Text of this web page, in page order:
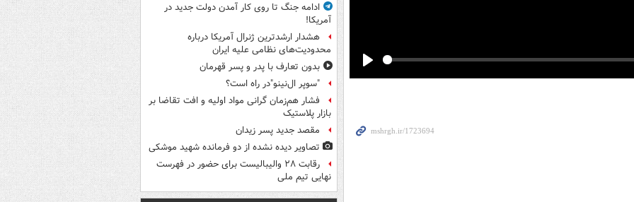
ادامه جنگ تا روی کار آمدن دولت جدید در
آمریکا!
هشدار ارشدترین ژنرال آمریکا درباره
محدودیت‌های نظامی علیه ایران
بدون تعارف با پدر و پسر قهرمان
"سوپر ال‌نینو"در راه است؟
فشار هم‌زمان گرانی مواد اولیه و افت تقاضا بر
بازار پلاستیک
مقصد جدید پسر زیدان
تصاویر دیده‌ نشده از دو فرمانده شهید موشکی
رقابت ۲۸ والیبالیست برای حضور در فهرست
نهایی تیم ملی